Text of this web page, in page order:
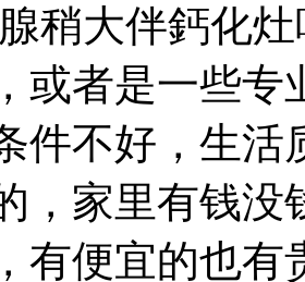
稍大伴鈣化
或者是一些专
件不好，生
，家里有钱没
有便宜的也有